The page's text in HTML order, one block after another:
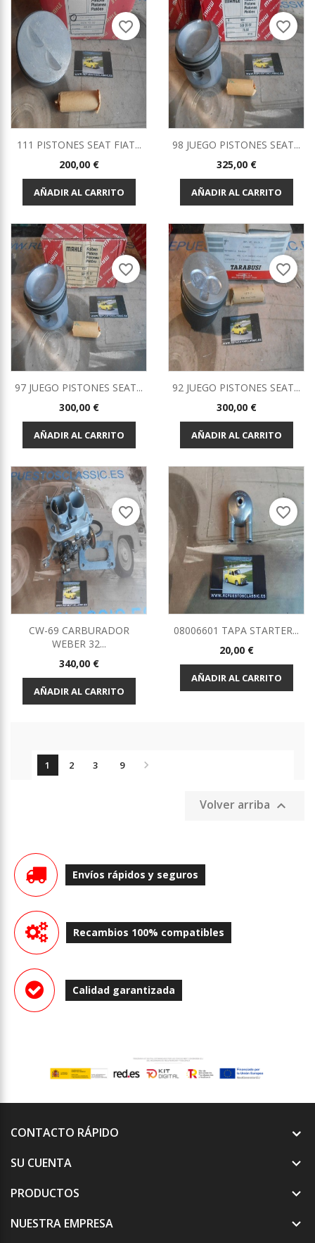
111 PISTONES SEAT FIAT...
Precio
200,00 €
AÑADIR AL CARRITO
favorite_border
98 JUEGO PISTONES SEAT...
Precio
325,00 €
AÑADIR AL CARRITO
favorite_border
97 JUEGO PISTONES SEAT...
Precio
300,00 €
AÑADIR AL CARRITO
favorite_border
92 JUEGO PISTONES SEAT...
Precio
300,00 €
AÑADIR AL CARRITO
favorite_border
CW-69 CARBURADOR
WEBER 32...
Precio
340,00 €
AÑADIR AL CARRITO
favorite_border
08006601 TAPA STARTER...
Precio
20,00 €
AÑADIR AL CARRITO
favorite_border
1 2 3 9 
Volver arriba 
Envíos rápidos y seguros
Recambios 100% compatibles
Calidad garantizada
CONTACTO RÁPIDO
SU CUENTA

PRODUCTOS 
NUESTRA EMPRESA 